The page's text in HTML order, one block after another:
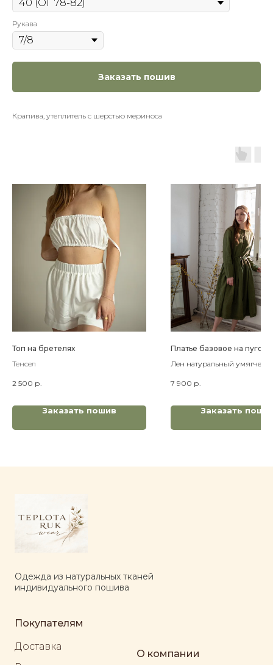
Рукава
Заказать пошив
Крапива, утеплитель с шерстью мериноса
Топ на бретелях
Тенсел
2 500 р.
Заказать пошив
Платье базовое на
Лен натуральный
7 900 р.
Заказать
Одежда из натуральных тканей
индивидуального пошива
Покупателям
Доставка
О компании